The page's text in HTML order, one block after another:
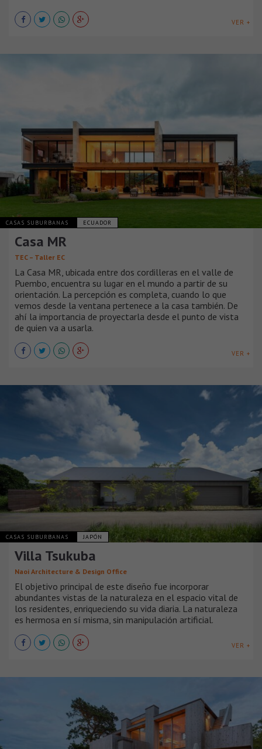
VER +
CASAS SUBURBANAS ECUADOR
Casa MR
TEC – Taller EC
La Casa MR, ubicada entre dos cordilleras en el valle de
Puembo, encuentra su lugar en el mundo a partir de su
orientación. La percepción es completa, cuando lo que
vemos desde la ventana pertenece a la casa también. De
ahí la importancia de proyectarla desde el punto de vista
de quien va a usarla.
VER +
CASAS SUBURBANAS JAPÓN
Villa Tsukuba
Naoi Architecture & Design Office
El objetivo principal de este diseño fue incorporar
abundantes vistas de la naturaleza en el espacio vital de
los residentes, enriqueciendo su vida diaria. La naturaleza
es hermosa en sí misma, sin manipulación artificial.
VER +